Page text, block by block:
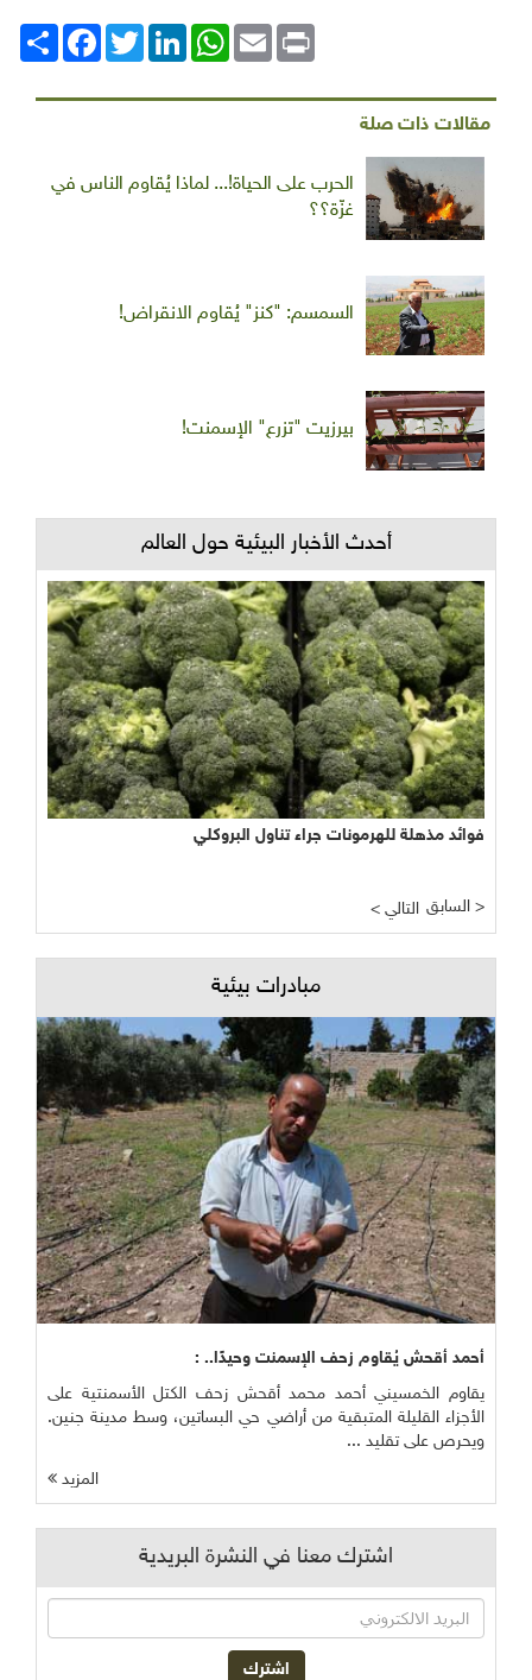
انشر
FacebookTwitterLinkedIn
WhatsAppEmail Print
مقالات ذات صلة
الحرب على الحياة!... لماذا يُقاوم الناس في
غزّة؟؟
السمسم: "كنز" يُقاوم الانقراض!
بيرزيت "تزرع" الإسمنت!
أحدث الأخبار البيئية حول العالم
فوائد مذهلة للهرمونات جراء تناول البروكلي
< التالي السابق >
مبادرات بيئية
أحمد أقحش يُقاوم زحف الإسمنت وحيدًا.. :
يقاوم الخمسيني أحمد محمد أقحش زحف الكتل الأسمنتية على
الأجزاء القليلة المتبقية من أراضي حي البساتين، وسط مدينة جنين.
ويحرص على تقليد ...
المزيد
اشترك معنا في النشرة البريدية